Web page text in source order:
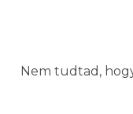
Nem tudtad,